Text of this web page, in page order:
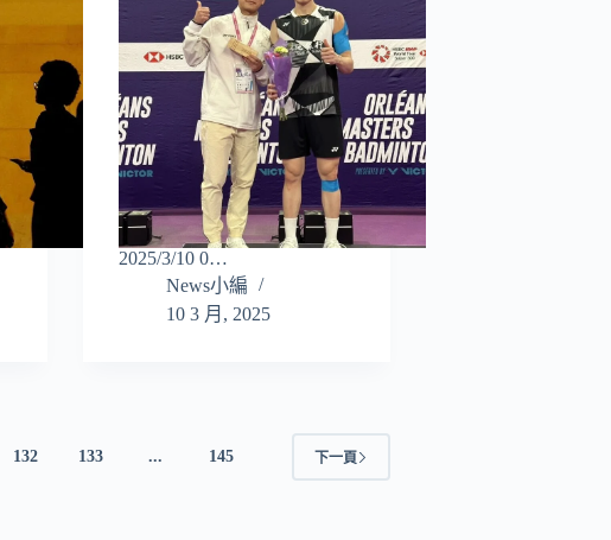
2025/3/10 0…
News小編
10 3 月, 2025
132 133 ... 145 下一頁